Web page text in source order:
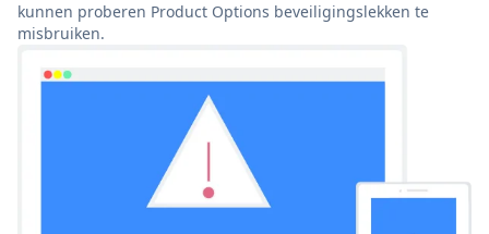
kunnen proberen Product Options beveiligingslekken te
misbruiken.